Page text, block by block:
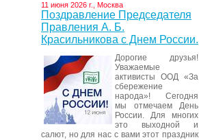
11 июня 2026 г., Москва
Поздравление Председателя
Правления А. Б.
Красильникова с Днем России.
Дорогие друзья!
Уважаемые
активисты ООД «За
сбережение
народа»! Сегодня
мы отмечаем День
России. Для многих
это выходной и
салют, но для нас с вами этот праздник